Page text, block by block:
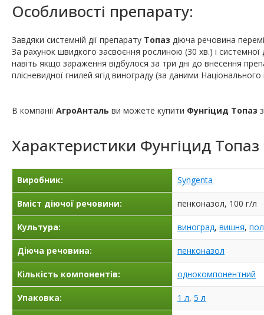
Особливості препарату:
Завдяки системній дії препарату Топаз діюча речовина
За рахунок швидкого засвоєння рослиною (30 хв.) і системної
навіть якщо зараження відбулося за три дні до внесення
плісневидної гнилей ягід винограду (за даними
В компанії АгроАнталь ви можете купити Фунгіцид Топаз
Характеристики Фунгіцид Топаз
Виробник: Syngenta
Вміст діючої речовини: пенконазол, 100 г/л
Культура: виноград, вишня,
Діюча речовина: пенконазол
Кількість компонентів: однокомпонентний
Упаковка: 1 л, 5 л